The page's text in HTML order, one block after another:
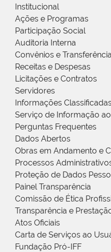
Institucional
Ações e Programas
Participação Social
Auditoria Interna
Convênios e
Receitas e Despesas
Licitações e Contratos
Servidores
Informações
Serviço de Informação
Perguntas Frequentes
Dados Abertos
Obras em Andamento e
Processos
Proteção de Dados
Painel Transparência
Comissão de Ética
Transparência e
Atos Oficiais
Carta de Serviços ao
Fundação Pró-IFF